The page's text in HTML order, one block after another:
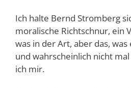
Ich halte Bernd Stromberg
moralische Richtschnur, ein
was in der Art, aber das,
und wahrscheinlich nicht
ich mir.